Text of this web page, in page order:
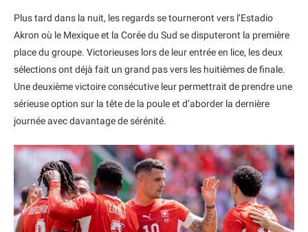
Plus tard dans la nuit, les regards se tourneront vers l’Estadio
Akron où le Mexique et la Corée du Sud se disputeront la première
place du groupe. Victorieuses lors de leur entrée en lice, les deux
sélections ont déjà fait un grand pas vers les huitièmes de finale.
Une deuxième victoire consécutive leur permettrait de prendre une
sérieuse option sur la tête de la poule et d’aborder la dernière
journée avec davantage de sérénité.